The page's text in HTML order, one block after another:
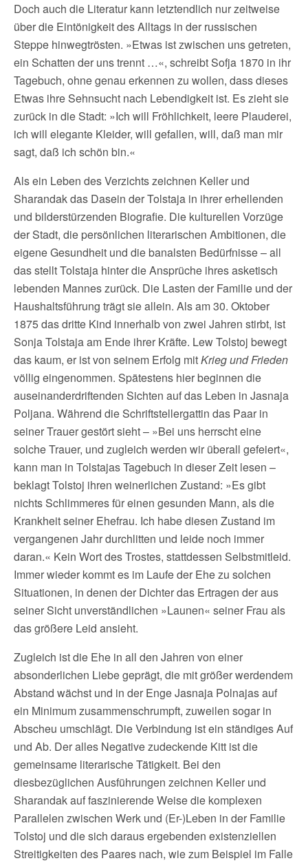
Doch auch die Literatur kann letztendlich nur zeitweise
über die Eintönigkeit des Alltags in der russischen
Steppe hinwegtrösten. »Etwas ist zwischen uns getreten,
ein Schatten der uns trennt …«, schreibt Sofja 1870 in ihr
Tagebuch, ohne genau erkennen zu wollen, dass dieses
Etwas ihre Sehnsucht nach Lebendigkeit ist. Es zieht sie
zurück in die Stadt: »Ich will Fröhlichkeit, leere Plauderei,
ich will elegante Kleider, will gefallen, will, daß man mir
sagt, daß ich schön bin.«
Als ein Leben des Verzichts zeichnen Keller und
Sharandak das Dasein der Tolstaja in ihrer erhellenden
und bilderstürzenden Biografie. Die kulturellen Vorzüge
der Stadt, die persönlichen literarischen Ambitionen, die
eigene Gesundheit und die banalsten Bedürfnisse – all
das stellt Tolstaja hinter die Ansprüche ihres asketisch
lebenden Mannes zurück. Die Lasten der Familie und der
Haushaltsführung trägt sie allein. Als am 30. Oktober
1875 das dritte Kind innerhalb von zwei Jahren stirbt, ist
Sonja Tolstaja am Ende ihrer Kräfte. Lew Tolstoj bewegt
das kaum, er ist von seinem Erfolg mitKrieg und Frieden
völlig eingenommen. Spätestens hier beginnen die
auseinanderdriftenden Sichten auf das Leben in Jasnaja
Poljana. Während die Schriftstellergattin das Paar in
seiner Trauer gestört sieht – »Bei uns herrscht eine
solche Trauer, und zugleich werden wir überall gefeiert«,
kann man in Tolstajas Tagebuch in dieser Zeit lesen –
beklagt Tolstoj ihren weinerlichen Zustand: »Es gibt
nichts Schlimmeres für einen gesunden Mann, als die
Krankheit seiner Ehefrau. Ich habe diesen Zustand im
vergangenen Jahr durchlitten und leide noch immer
daran.« Kein Wort des Trostes, stattdessen Selbstmitleid.
Immer wieder kommt es im Laufe der Ehe zu solchen
Situationen, in denen der Dichter das Ertragen der aus
seiner Sicht unverständlichen »Launen« seiner Frau als
das größere Leid ansieht.
Zugleich ist die Ehe in all den Jahren von einer
absonderlichen Liebe geprägt, die mit größer werdendem
Abstand wächst und in der Enge Jasnaja Polnajas auf
ein Minimum zusammenschrumpft, zuweilen sogar in
Abscheu umschlägt. Die Verbindung ist ein ständiges Auf
und Ab. Der alles Negative zudeckende Kitt ist die
gemeinsame literarische Tätigkeit. Bei den
diesbezüglichen Ausführungen zeichnen Keller und
Sharandak auf faszinierende Weise die komplexen
Parallelen zwischen Werk und (Er-)Leben in der Familie
Tolstoj und die sich daraus ergebenden existenziellen
Streitigkeiten des Paares nach, wie zum Beispiel im Falle